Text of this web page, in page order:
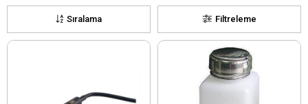
Filtreleme
Sıralama